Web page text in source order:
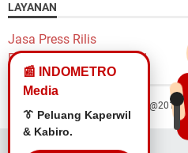
📰 INDOMETRO
Media
🎙️ Lowongan
Wartawan.
LAYANAN
Jasa Press Rilis
Pasang Iklan Murah Yok!
Hak Cipta @2014